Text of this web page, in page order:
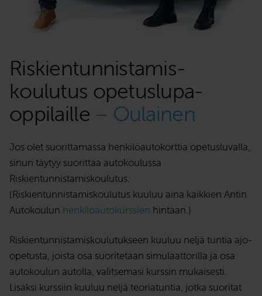
Riskientunnistamis­
koulutus opetuslupa­
oppilaille – Oulainen
Jos olet suorittamassa henkilöautokorttia opetusluvalla,
sinun täytyy suorittaa autokoulussa
Riskientunnistamiskoulutus.
(Riskientunnistamiskoulutus kuuluu aina kaikkien Antin
Autokoulun henkilöautokurssien hintaan.)
Riskientunnistamiskoulutukseen kuuluu neljä tuntia ajo-
opetusta, joista osa suoritetaan simulaattorilla ja osa
autokoulun autolla, valitsemasi kurssin mukaisesti.
Lisäksi kurssiin kuuluu neljä teoriatuntia, jotka suoritat